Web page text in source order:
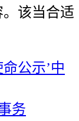
该当合适
公示’中
务